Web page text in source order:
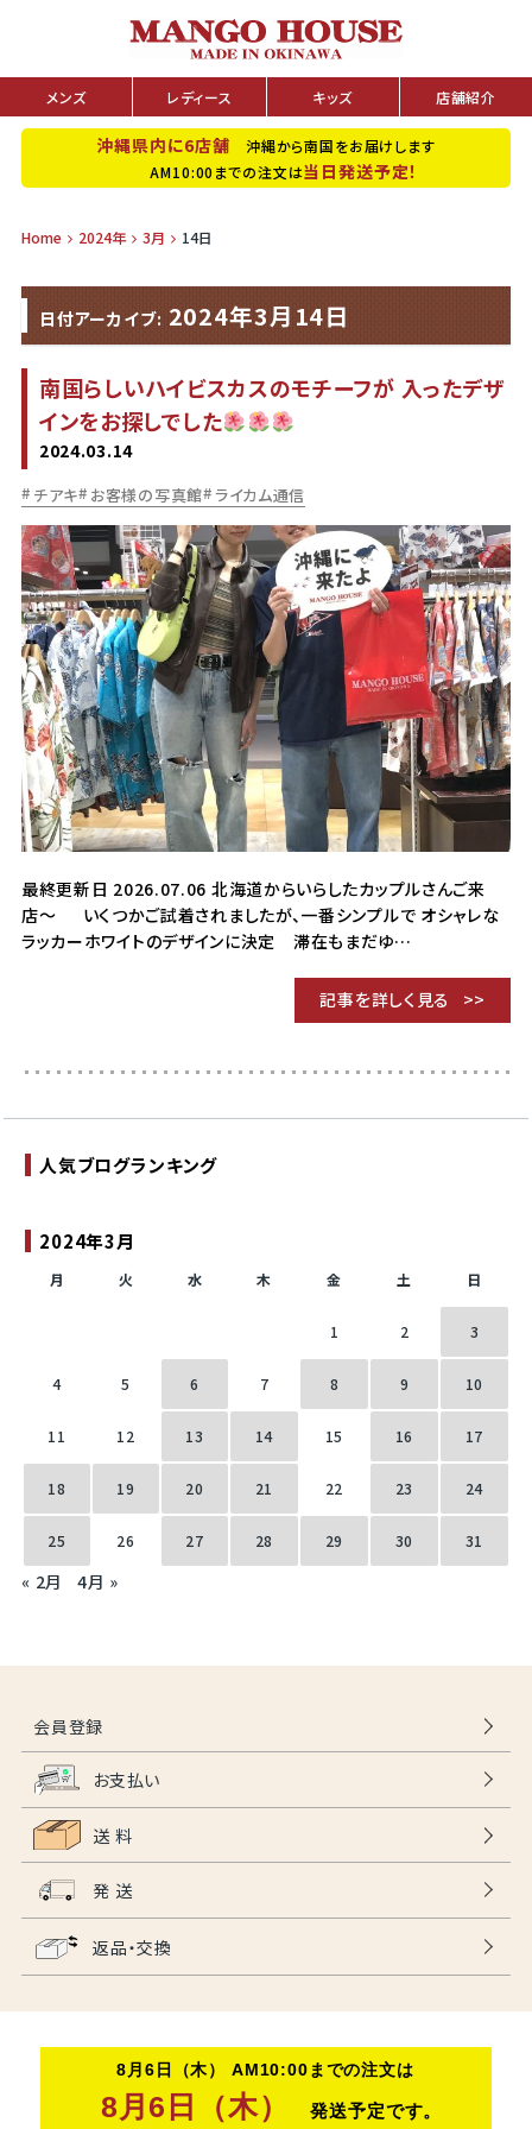
メンズ レディース キッズ 店舗紹介
沖縄県内に6店舗 沖縄から南国をお届けします
AM10:00までの注文は当日発送予定！
Home 2024年 3月 14日
日付アーカイブ: 2024年3月14日
南国らしいハイビスカスのモチーフが 入ったデザ
インをお探しでした
2024.03.14
チアキ お客様の写真館 ライカム通信
最終更新日 2026.07.06 北海道からいらしたカップルさんご来
店〜 いくつかご試着されましたが、一番シンプルで オシャレな
ラッカーホワイトのデザインに決定 滞在もまだゆ…
記事を詳しく見る
2024年3月
月 火 水 木 金 土 日
1 2 3
4 5 6 7 8 9 10
11 12 13 14 15 16 17
18 19 20 21 22 23 24
25 26 27 28 29 30 31
« 2月 4月 »
人気ブログランキング
会員登録
お支払い
送 料
発 送
返品・交換